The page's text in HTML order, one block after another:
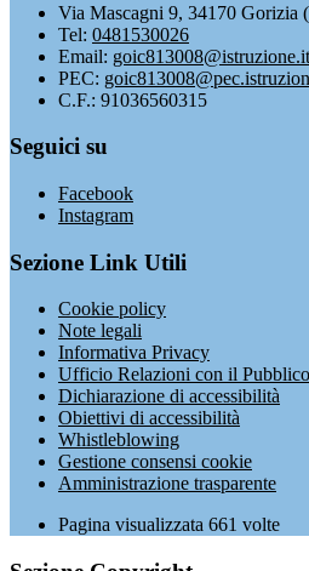
Via Mascagni 9, 34170 Gorizia
Tel: 0481530026
Email: goic813008@istruzione.it
PEC:
C.F.: 91036560315
Seguici su
Facebook
Instagram
Sezione Link Utili
Cookie policy
Note legali
Informativa Privacy
Ufficio Relazioni con il Pubblico
Dichiarazione di accessibilità
Obiettivi di accessibilità
Whistleblowing
Gestione consensi cookie
Amministrazione trasparente
Pagina visualizzata 661 volte